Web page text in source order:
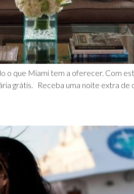
o que Miami tem a oferecer. Com
grátis. Receba uma noite extra